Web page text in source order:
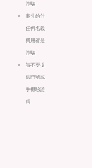
詐騙
事先給付
任何名義
費用都是
詐騙
請不要提
供門號或
手機驗證
碼